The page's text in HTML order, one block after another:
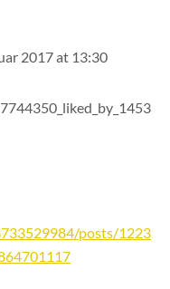
2017 at 13:30
posts/1223